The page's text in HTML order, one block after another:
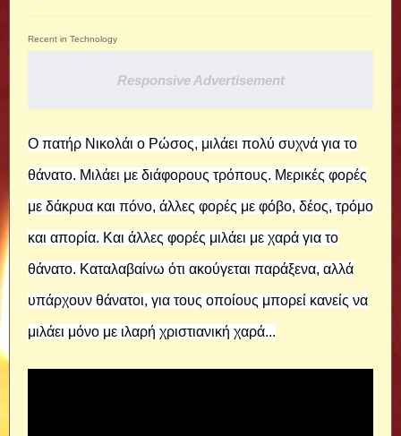
Recent in Technology
Responsive Advertisement
Ο πατήρ Νικολάι ο Ρώσος, μιλάει πολύ συχνά για το
θάνατο. Μιλάει με διάφορους τρόπους. Μερικές φορές
με δάκρυα και πόνο, άλλες φορές με φόβο, δέος, τρόμο
και απορία. Και άλλες φορές μιλάει με χαρά για το
θάνατο. Καταλαβαίνω ότι ακούγεται παράξενα, αλλά
υπάρχουν θάνατοι, για τους οποίους μπορεί κανείς να
μιλάει μόνο με ιλαρή χριστιανική χαρά...